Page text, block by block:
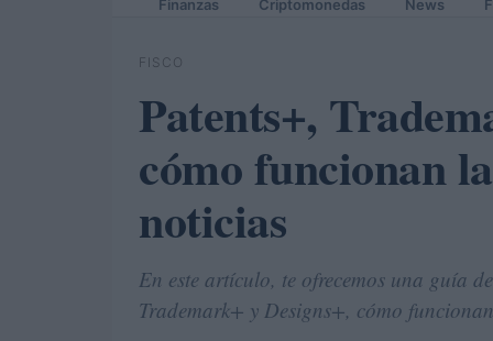
Finanzas Criptomonedas News
FISCO
Patents+,
cómo funcionan
noticias
En este artículo, te ofrecemos una guía
Trademark+ y Designs+, cómo